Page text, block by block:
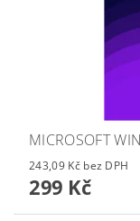
MICROSOFT
243,09 Kč bez DPH
299 Kč